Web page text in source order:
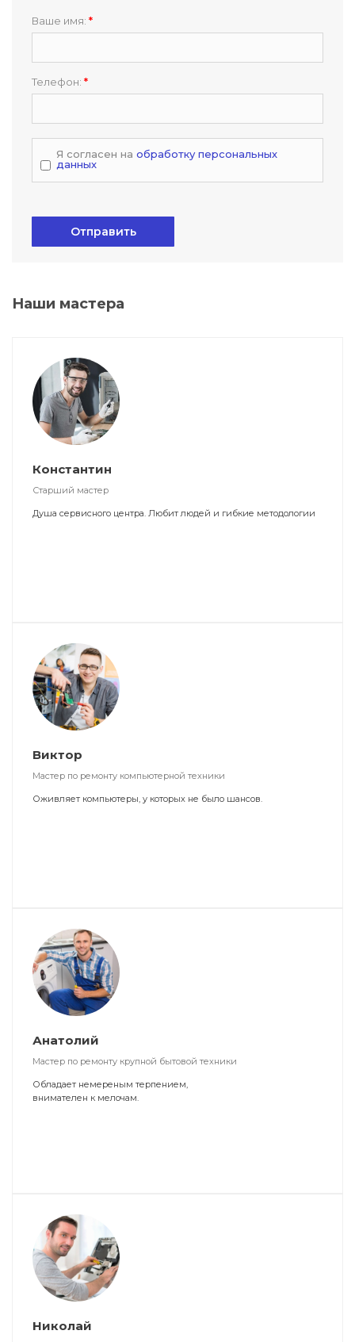
Ваше имя: *
Телефон: *
Я согласен на обработку персональных
данных
Отправить
Наши мастера
Константин
Старший мастер
Душа сервисного центра. Любит людей и гибкие методологии
Виктор
Мастер по ремонту компьютерной техники
Оживляет компьютеры, у которых не было шансов.
Анатолий
Мастер по ремонту крупной бытовой техники
Обладает немереным терпением,
внимателен к мелочам.
Николай